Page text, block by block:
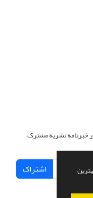
خبرنامه نشریه مشترک
اشتراک